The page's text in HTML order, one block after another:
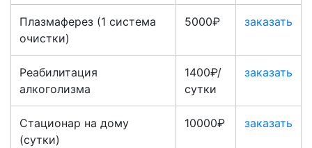
Плазмаферез (1 система
очистки)
5000₽ заказать
Реабилитация
алкоголизма
1400₽/
сутки
заказать
Стационар на дому
(сутки)
10000₽ заказать